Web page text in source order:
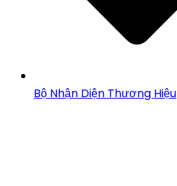
Bộ Nhận Diện Thương Hiệu